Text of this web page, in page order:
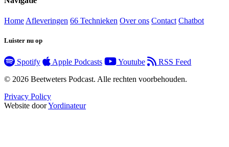
Home Afleveringen 66 Technieken Over ons Contact Chatbot
Luister nu op
Spotify Apple Podcasts Youtube RSS Feed
© 2026 Beetweters Podcast. Alle rechten voorbehouden.
Privacy Policy
Website doorYordinateur